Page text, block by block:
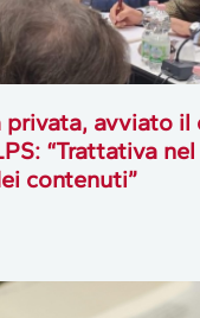
privata, avviato
“Trattativa
contenuti”